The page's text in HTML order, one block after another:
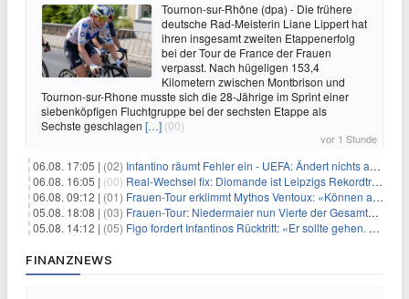
Tournon-sur-Rhône (dpa) - Die frühere
deutsche Rad-Meisterin Liane Lippert hat
ihren insgesamt zweiten Etappenerfolg
bei der Tour de France der Frauen
verpasst. Nach hügeligen 153,4
Kilometern zwischen Montbrison und
Tournon-sur-Rhone musste sich die 28-Jährige im Sprint einer
siebenköpfigen Fluchtgruppe bei der sechsten Etappe als
Sechste geschlagen […] (00)
vor 1 Stunde
06.08. 17:05 | (02) Infantino räumt Fehler ein - UEFA: Ändert nichts an Boykott
06.08. 16:05 | (00) Real-Wechsel fix: Diomande ist Leipzigs Rekordtransfer
06.08. 09:12 | (01) Frauen-Tour erklimmt Mythos Ventoux: «Können alles schaffen»
05.08. 18:08 | (03) Frauen-Tour: Niedermaier nun Vierte der Gesamtwertung
05.08. 14:12 | (05) Figo fordert Infantinos Rücktritt: «Er sollte gehen. Jetzt»
FINANZNEWS